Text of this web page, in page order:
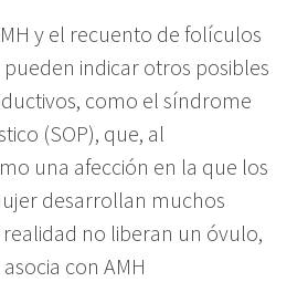
y el recuento de folículos
indicar otros posibles
como el síndrome
(SOP), que, al
una afección en la que los
desarrollan muchos
no liberan un óvulo,
con AMH